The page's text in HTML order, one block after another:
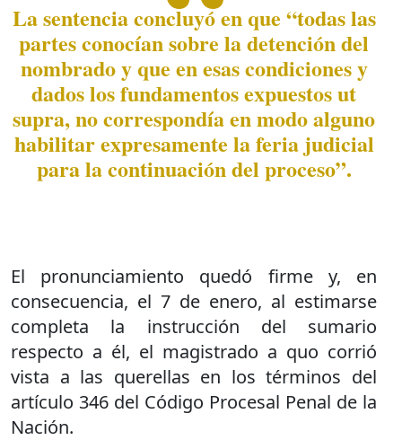
La sentencia concluyó en que “todas las
partes conocían sobre la detención del
nombrado y que en esas condiciones y
dados los fundamentos expuestos ut
supra, no correspondía en modo alguno
habilitar expresamente la feria judicial
para la continuación del proceso”.
El pronunciamiento quedó firme y, en
consecuencia, el 7 de enero, al estimarse
completa la instrucción del sumario
respecto a él, el magistrado a quo corrió
vista a las querellas en los términos del
artículo 346 del Código Procesal Penal de la
Nación.